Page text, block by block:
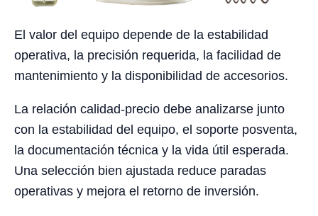
El valor del equipo depende de la estabilidad
operativa, la precisión requerida, la facilidad de
mantenimiento y la disponibilidad de accesorios.
La relación calidad-precio debe analizarse junto
con la estabilidad del equipo, el soporte posventa,
la documentación técnica y la vida útil esperada.
Una selección bien ajustada reduce paradas
operativas y mejora el retorno de inversión.